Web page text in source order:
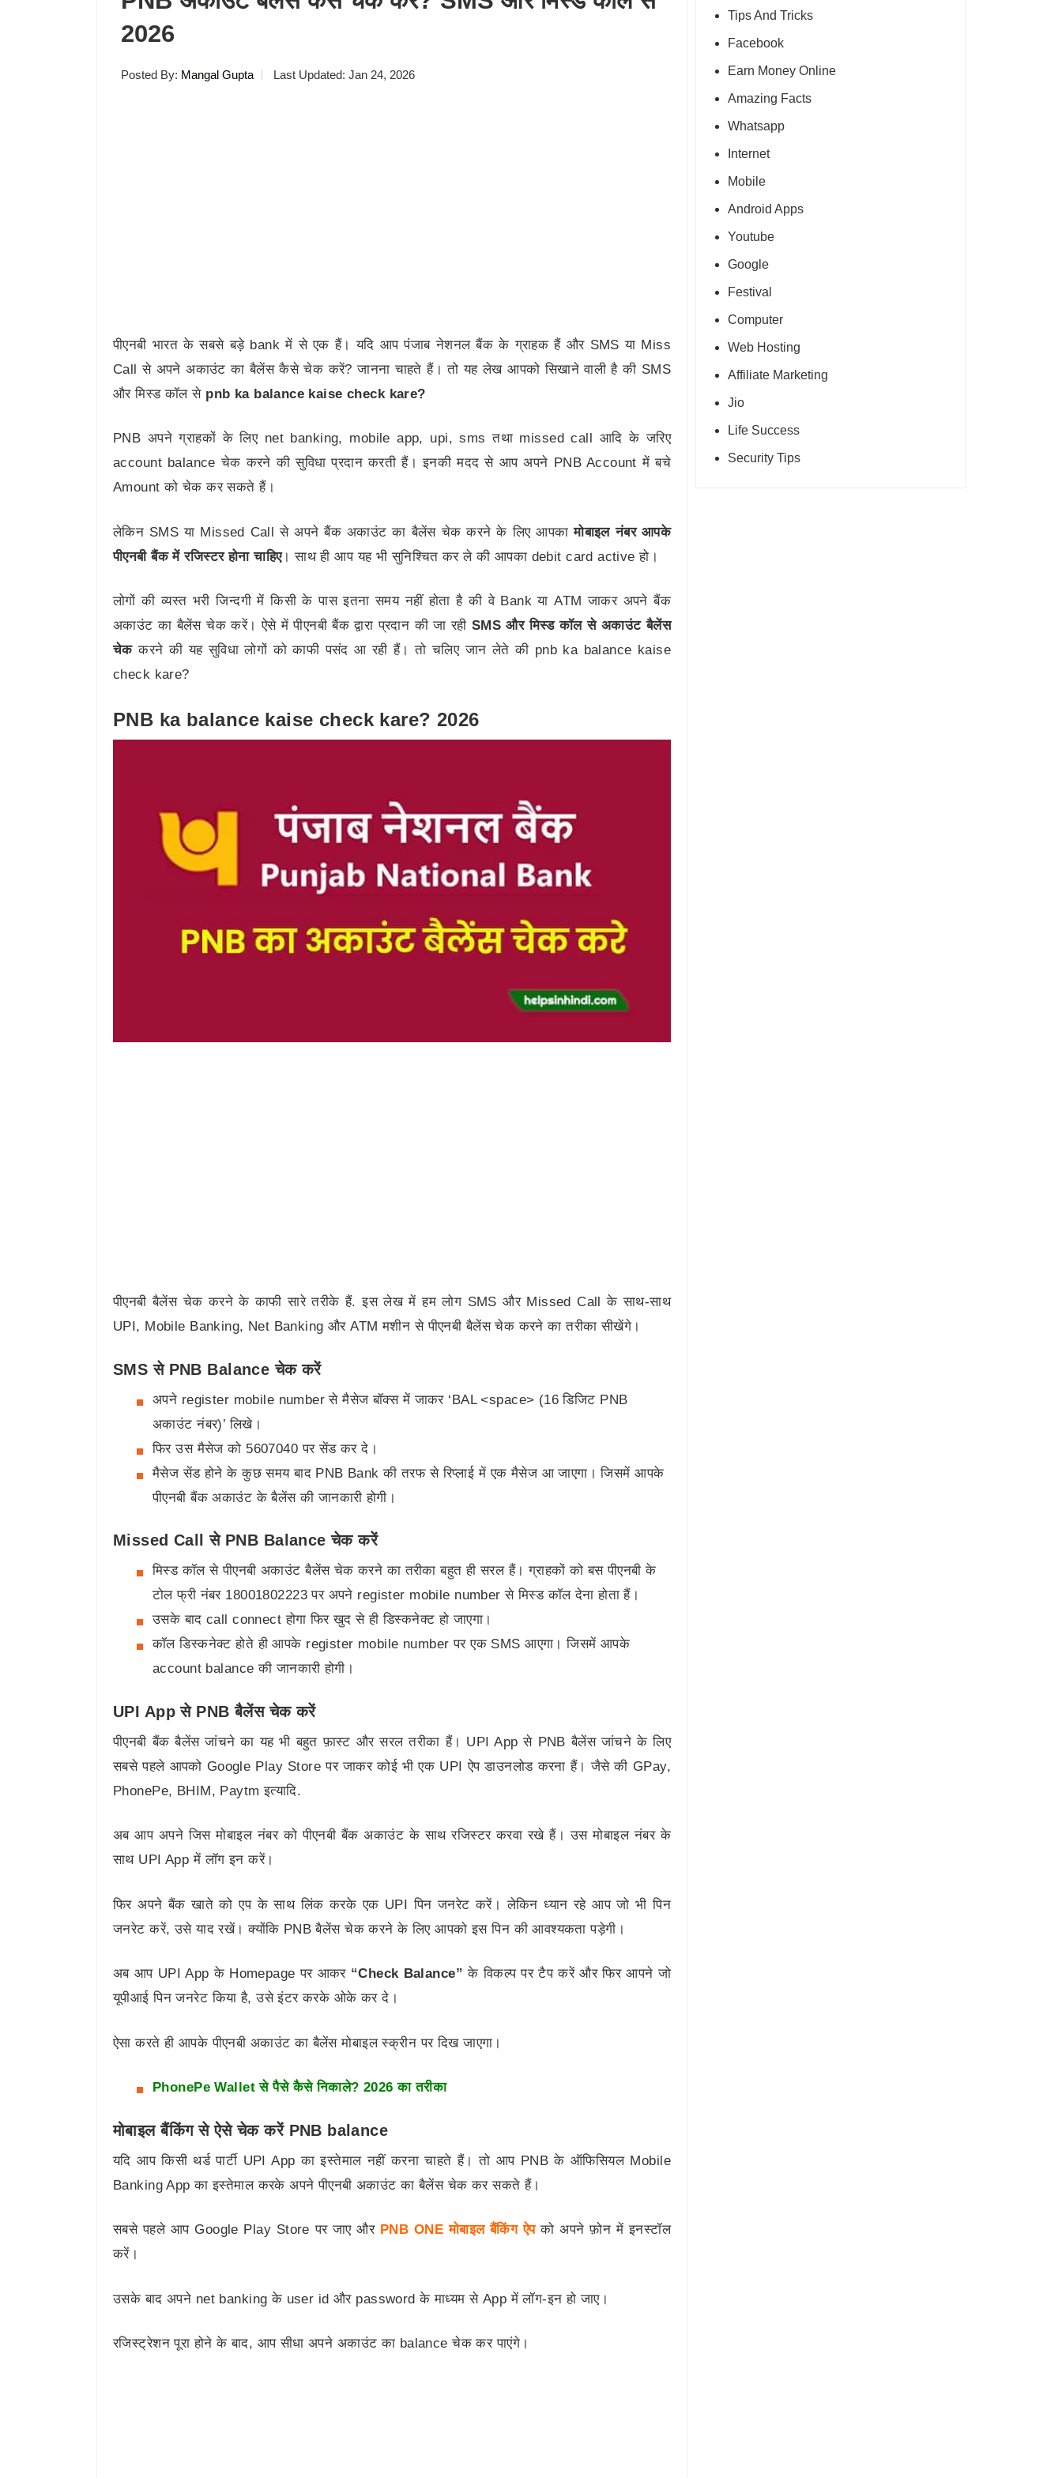
2026
Posted By: Mangal Gupta Last Updated: Jan 24, 2026
पीएनबी भारत के सबसे बड़े bank में से एक हैं। यदि आप पंजाब नेशनल बैंक के ग्राहक हैं और SMS या Miss
Call से अपने अकाउंट का बैलेंस कैसे चेक करें? जानना चाहते हैं। तो यह लेख आपको सिखाने वाली है की SMS
और मिस्ड कॉल से pnb ka balance kaise check kare?
PNB अपने ग्राहकों के लिए net banking, mobile app, upi, sms तथा missed call आदि के जरिए
account balance चेक करने की सुविधा प्रदान करती हैं। इनकी मदद से आप अपने PNB Account में बचे
Amount को चेक कर सकते हैं।
लेकिन SMS या Missed Call से अपने बैंक अकाउंट का बैलेंस चेक करने के लिए आपकामोबाइल नंबर आपके
पीएनबी बैंक में रजिस्टर होना चाहिए। साथ ही आप यह भी सुनिश्चित कर ले की आपका debit card active हो।
लोगों की व्यस्त भरी जिन्दगी में किसी के पास इतना समय नहीं होता है की वे Bank या ATM जाकर अपने बैंक
अकाउंट का बैलेंस चेक करें। ऐसे में पीएनबी बैंक द्वारा प्रदान की जा रही SMS और मिस्ड कॉल से अकाउंट बैलेंस
चेककरने की यह सुविधा लोगों को काफी पसंद आ रही हैं। तो चलिए जान लेते की pnb ka balance kaise
check kare?
PNB ka balance kaise check kare? 2026
पीएनबी बैलेंस चेक करने के काफी सारे तरीके हैं. इस लेख में हम लोग SMS और Missed Call के साथ-साथ
UPI, Mobile Banking, Net Banking और ATM मशीन से पीएनबी बैलेंस चेक करने का तरीका सीखेंगे।
SMS से PNB Balance चेक करें
अपने register mobile number से मैसेज बॉक्स में जाकर ‘BAL <space> (16 डिजिट PNB
अकाउंट नंबर)’ लिखे।
फिर उस मैसेज को 5607040 पर सेंड कर दे।
मैसेज सेंड होने के कुछ समय बाद PNB Bank की तरफ से रिप्लाई में एक मैसेज आ जाएगा। जिसमें आपके
पीएनबी बैंक अकाउंट के बैलेंस की जानकारी होगी।
Missed Call से PNB Balance चेक करें
मिस्ड कॉल से पीएनबी अकाउंट बैलेंस चेक करने का तरीका बहुत ही सरल हैं। ग्राहकों को बस पीएनबी के
टोल फ्री नंबर 18001802223 पर अपने register mobile number से मिस्ड कॉल देना होता हैं।
उसके बाद call connect होगा फिर खुद से ही डिस्कनेक्ट हो जाएगा।
कॉल डिस्कनेक्ट होते ही आपके register mobile number पर एक SMS आएगा। जिसमें आपके
account balance की जानकारी होगी।
UPI App से PNB बैलेंस चेक करें
पीएनबी बैंक बैलेंस जांचने का यह भी बहुत फ़ास्ट और सरल तरीका हैं। UPI App से PNB बैलेंस जांचने के लिए
सबसे पहले आपको Google Play Store पर जाकर कोई भी एक UPI ऐप डाउनलोड करना हैं। जैसे की GPay,
PhonePe, BHIM, Paytm इत्यादि.
अब आप अपने जिस मोबाइल नंबर को पीएनबी बैंक अकाउंट के साथ रजिस्टर करवा रखे हैं। उस मोबाइल नंबर के
साथ UPI App में लॉग इन करें।
फिर अपने बैंक खाते को एप के साथ लिंक करके एक UPI पिन जनरेट करें। लेकिन ध्यान रहे आप जो भी पिन
जनरेट करें, उसे याद रखें। क्योंकि PNB बैलेंस चेक करने के लिए आपको इस पिन की आवश्यकता पड़ेगी।
अब आप UPI App के Homepage पर आकर “Check Balance” के विकल्प पर टैप करें और फिर आपने जो
यूपीआई पिन जनरेट किया है, उसे इंटर करके ओके कर दे।
ऐसा करते ही आपके पीएनबी अकाउंट का बैलेंस मोबाइल स्क्रीन पर दिख जाएगा।
PhonePe Wallet से पैसे कैसे निकाले? 2026 का तरीका
मोबाइल बैंकिंग से ऐसे चेक करें PNB balance
यदि आप किसी थर्ड पार्टी UPI App का इस्तेमाल नहीं करना चाहते हैं। तो आप PNB के ऑफिसियल Mobile
Banking App का इस्तेमाल करके अपने पीएनबी अकाउंट का बैलेंस चेक कर सकते हैं।
सबसे पहले आप Google Play Store पर जाए और PNB ONE मोबाइल बैंकिंग ऐपको अपने फ़ोन में इनस्टॉल
करें।
उसके बाद अपने net banking के user id और password के माध्यम से App में लॉग-इन हो जाए।
रजिस्ट्रेशन पूरा होने के बाद, आप सीधा अपने अकाउंट का balance चेक कर पाएंगे।
Tips And Tricks
Facebook
Earn Money Online
Amazing Facts
Whatsapp
Internet
Mobile
Android Apps
Youtube
Google
Festival
Computer
Web Hosting
Affiliate Marketing
Jio
Life Success
Security Tips